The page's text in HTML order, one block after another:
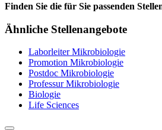
Finden Sie die für Sie passenden
Ähnliche Stellenangebote
Laborleiter Mikrobiologie
Promotion Mikrobiologie
Postdoc Mikrobiologie
Professur Mikrobiologie
Biologie
Life Sciences